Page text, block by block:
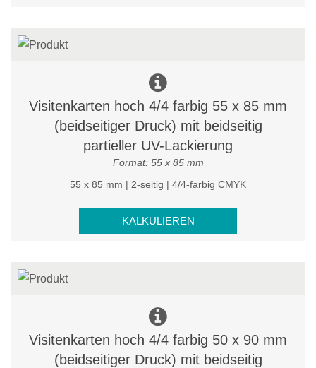
Visitenkarten hoch 4/4 farbig 55 x 85 mm
(beidseitiger Druck) mit beidseitig
partieller UV-Lackierung
Format: 55 x 85 mm
55 x 85 mm | 2-seitig | 4/4-farbig CMYK
KALKULIEREN
Visitenkarten hoch 4/4 farbig 50 x 90 mm
(beidseitiger Druck) mit beidseitig